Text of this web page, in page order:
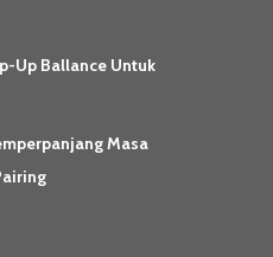
Up Ballance Untuk
Masa